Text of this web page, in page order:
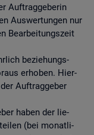
Auf­trag­ge­be­rin
Aus­wer­tun­gen nur
Be­ar­bei­tungs­zeit
be­zie­hungs­
er­ho­ben. Hier­
Auf­trag­ge­ber
haben der lie­
(bei mo­nat­li­